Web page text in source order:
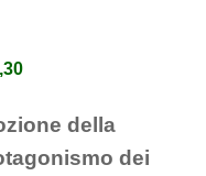
della
dei